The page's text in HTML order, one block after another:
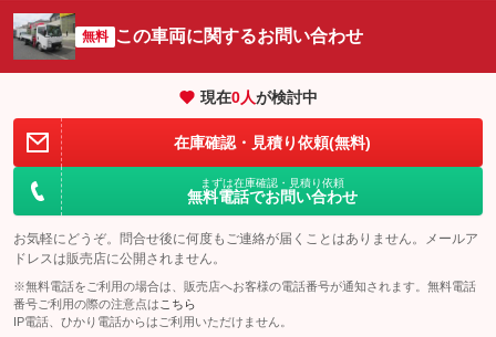
無料 この車両に関するお問い合わせ
現在0人が検討中
在庫確認・見積り依頼(無料)
まずは在庫確認・見積り依頼
無料電話でお問い合わせ
お気軽にどうぞ。問合せ後に何度もご連絡が届くことはありません。メールア
ドレスは販売店に公開されません。
※無料電話をご利用の場合は、販売店へお客様の電話番号が通知されます。無料電話
番号ご利用の際の注意点は こちら
IP電話、ひかり電話からはご利用いただけません。